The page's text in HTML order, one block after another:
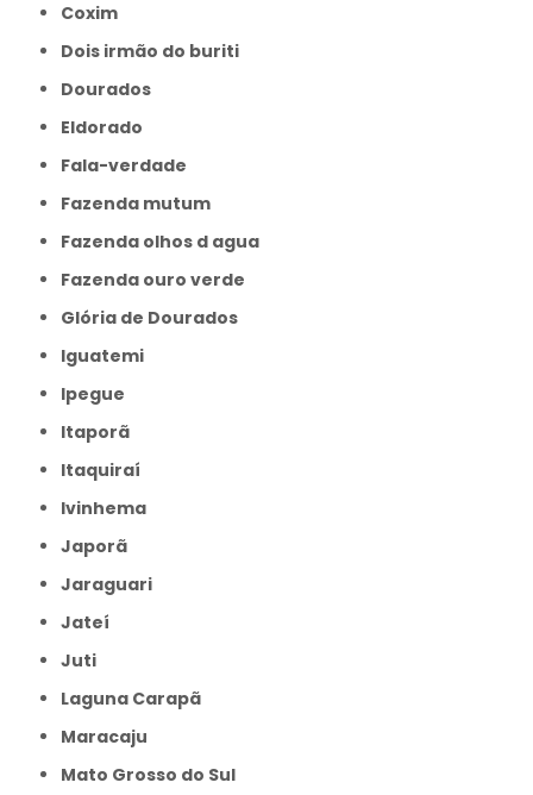
Coxim
Dois irmão do buriti
Dourados
Eldorado
Fala-verdade
Fazenda mutum
Fazenda olhos d agua
Fazenda ouro verde
Glória de Dourados
Iguatemi
Ipegue
Itaporã
Itaquiraí
Ivinhema
Japorã
Jaraguari
Jateí
Juti
Laguna Carapã
Maracaju
Mato Grosso do Sul